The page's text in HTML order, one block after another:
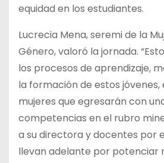
equidad en los estudiantes.
Lucrecia Mena, seremi de la
Género, valoró la jornada.
los procesos de aprendizaje,
la formación de estos jóvenes,
mujeres que egresarán con
competencias en el rubro
a su directora y docentes por
llevan adelante por potenciar